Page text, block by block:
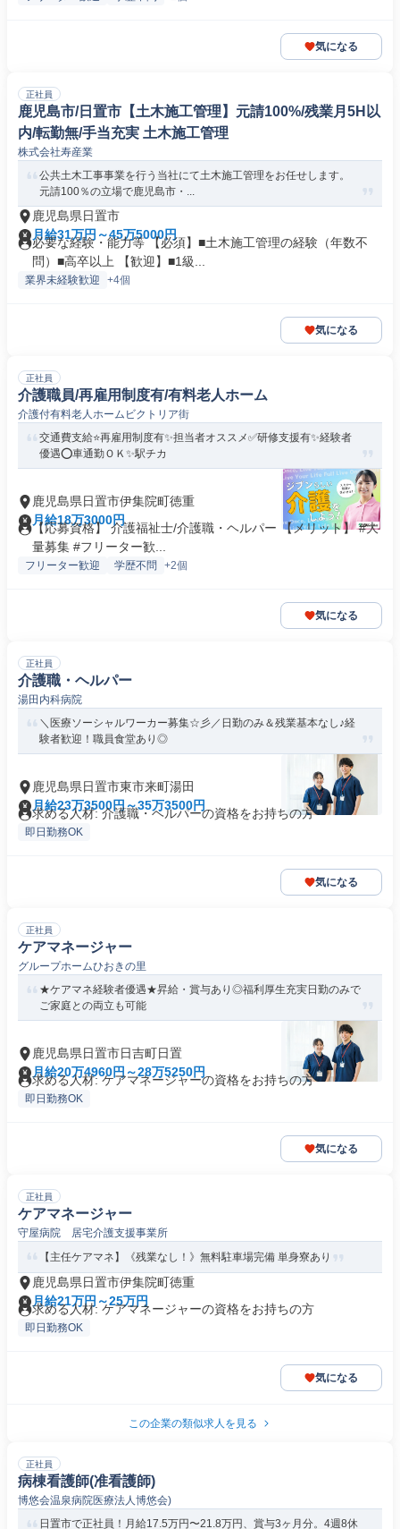
気になる
正社員
鹿児島市/日置市【土木施工管理】元請100%/残業月5H以
内/転勤無/手当充実 土木施工管理
株式会社寿産業
公共土木工事事業を行う当社にて土木施工管理をお任せします。
元請100％の立場で鹿児島市・...
鹿児島県日置市
月給31万円～45万5000円
必要な経験・能力等 【必須】■土木施工管理の経験（年数不
問）■高卒以上 【歓迎】■1級...
業界未経験歓迎 +4個
気になる
正社員
介護職員/再雇用制度有/有料老人ホーム
介護付有料老人ホームビクトリア街
交通費支給⭐️再雇用制度有✨担当者オススメ✅️研修支援有✨経験者
優遇⭕️車通勤ＯＫ✨駅チカ
鹿児島県日置市伊集院町徳重
月給18万3000円
【応募資格】 介護福祉士/介護職・ヘルパー 【メリット】 #大
量募集 #フリーター歓...
フリーター歓迎 学歴不問 +2個
気になる
正社員
介護職・ヘルパー
湯田内科病院
＼医療ソーシャルワーカー募集☆彡／日勤のみ＆残業基本なし♪経
験者歓迎！職員食堂あり◎
鹿児島県日置市東市来町湯田
月給23万3500円～35万3500円
求める人材: 介護職・ヘルパーの資格をお持ちの方
即日勤務OK
気になる
正社員
ケアマネージャー
グループホームひおきの里
★ケアマネ経験者優遇★昇給・賞与あり◎福利厚生充実日勤のみで
ご家庭との両立も可能
鹿児島県日置市日吉町日置
月給20万4960円～28万5250円
求める人材: ケアマネージャーの資格をお持ちの方
即日勤務OK
気になる
正社員
ケアマネージャー
守屋病院 居宅介護支援事業所
【主任ケアマネ】《残業なし！》無料駐車場完備 単身寮あり
鹿児島県日置市伊集院町徳重
月給21万円～25万円
求める人材: ケアマネージャーの資格をお持ちの方
即日勤務OK
気になる
この企業の類似求人を見る
正社員
病棟看護師(准看護師)
博悠会温泉病院医療法人博悠会)
日置市で正社員！月給17.5万円〜21.8万円、賞与3ヶ月分。4週8休